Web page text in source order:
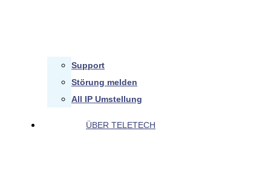
Support
Störung melden
All IP Umstellung
ÜBER TELETECH